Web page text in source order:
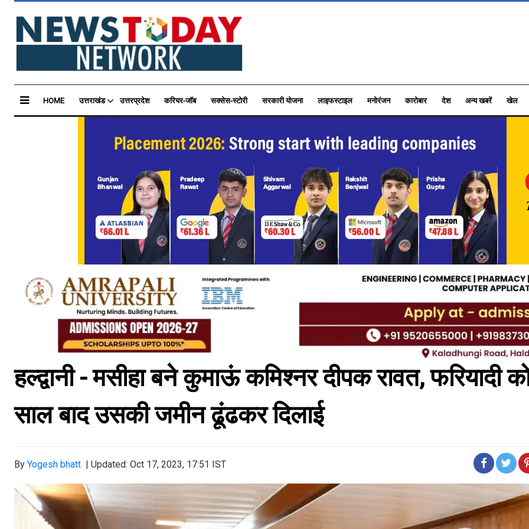
HOME उत्तराखंड उत्तरप्रदेश करियर-जॉब सक्सेस-स्टोरी सरकारी योजना लाइफस्टाइल मनोरंजन कारोबार देश अन्य खबरें खेल
हल्द्वानी - मसीहाबने कुमाऊं कमिश्नर दीपक रावत, फरियादी
साल बाद उसकी जमीन ढूंढकर दिलाई
By Yogesh bhatt | Updated: Oct 17, 2023, 17:51 IST